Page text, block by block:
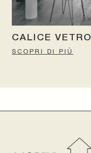
CALICE VETRO
SCOPRI DI PIÙ